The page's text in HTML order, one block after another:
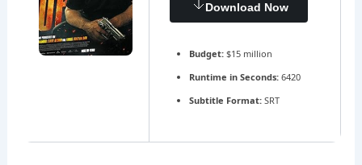
Download Now
Budget:$15 million
Runtime in Seconds:6420
Subtitle Format:SRT